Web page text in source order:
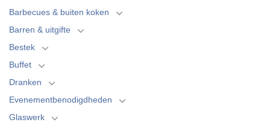
Barbecues & buiten koken
Barren & uitgifte
Bestek
Buffet
Dranken
Evenementbenodigdheden
Glaswerk